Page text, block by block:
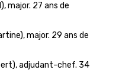
major. 27 ans de
major. 29 ans de
adjudant-chef. 34